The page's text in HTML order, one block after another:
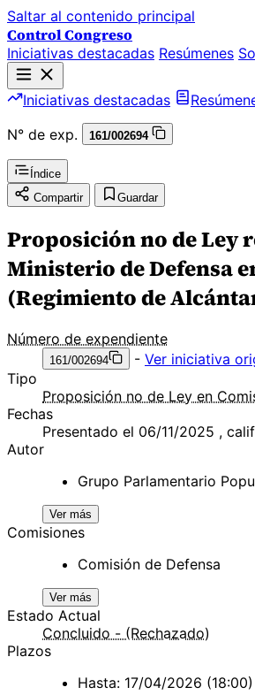
Saltar al contenido principal
Control Congreso
Iniciativas destacadas Resúmenes
Iniciativas destacadas
N° de exp.
161/002694
Índice
Compartir
Guardar
Proposición no de Ley
Ministerio de Defensa
(Regimiento de
Número de expendiente
161/002694 - Ver iniciativa
Tipo
Proposición no de Ley en
Fechas
Presentado el 06/11/2025 ,
Autor
Grupo Parlamentario
Ver más
Comisiones
Comisión de Defensa
Ver más
Estado Actual
Concluido - (Rechazado)
Plazos
Hasta: 17/04/2026